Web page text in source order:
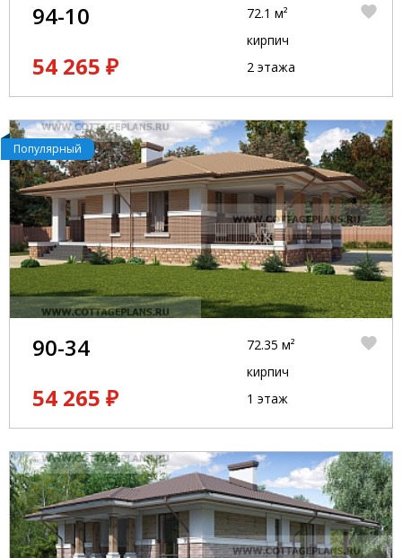
94-10
54 265 ₽
72.1 м²
кирпич
2 этажа
Популярный
90-34
54 265 ₽
72.35 м²
кирпич
1 этаж